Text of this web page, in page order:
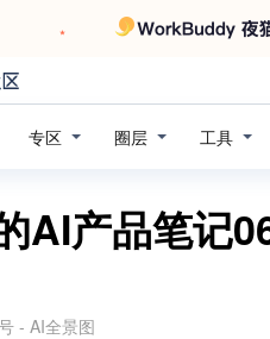
专区 圈层 工具
AI产品笔记
- AI全景图